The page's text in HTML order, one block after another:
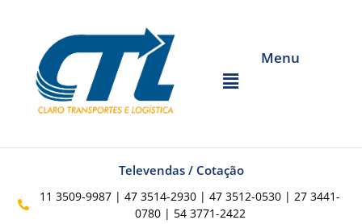
Menu
Televendas / Cotação
11 3509-9987 | 47 3514-2930 | 47 3512-0530 | 27 3441-
0780 | 54 3771-2422